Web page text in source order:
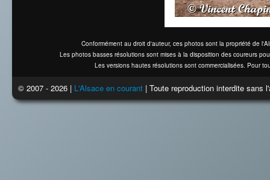
Conformément au droit d'auteur, ces photos sont la propriété de
Les photos basses résolutions sont mises à la disposition des coureurs
Les versions hautes résolutions sont commercialisées. Pour
© 2007 - 2026 | L'Alsace en courant | Toute reproduction interdite sans